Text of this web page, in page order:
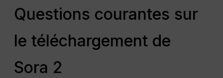
Questions courantes sur
le téléchargement de
Sora 2